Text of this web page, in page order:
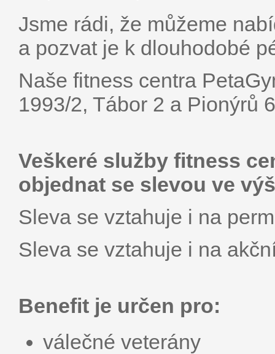
Jsme rádi, že můžeme
a pozvat je k dlouhodobé
Naše fitness centra
1993/2, Tábor 2 a Pionýrů
Veškeré služby fitness
objednat se slevou ve
Sleva se vztahuje i na
Sleva se vztahuje i na
Benefit je určen pro:
válečné veterány